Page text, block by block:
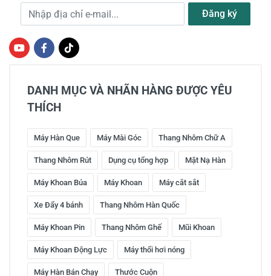
Địa chỉ e-mail Đăng ký
DANH MỤC VÀ NHÃN HÀNG ĐƯỢC YÊU
THÍCH
Máy Hàn Que Máy Mài Góc Thang Nhôm Chữ A
Thang Nhôm Rút Dụng cụ tổng hợp Mặt Nạ Hàn
Máy Khoan Búa Máy Khoan Máy cắt sắt
Xe Đẩy 4 bánh Thang Nhôm Hàn Quốc
Máy Khoan Pin Thang Nhôm Ghế Mũi Khoan
Máy Khoan Động Lực Máy thổi hơi nóng
Máy Hàn Bán Chạy Thước Cuộn